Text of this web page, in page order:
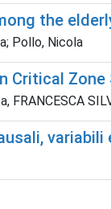
the
Pollo, Nicola
Critical
FRANCESCA